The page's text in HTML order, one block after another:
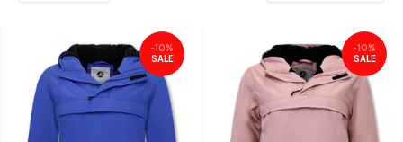
-10%
SALE
-10%
SALE